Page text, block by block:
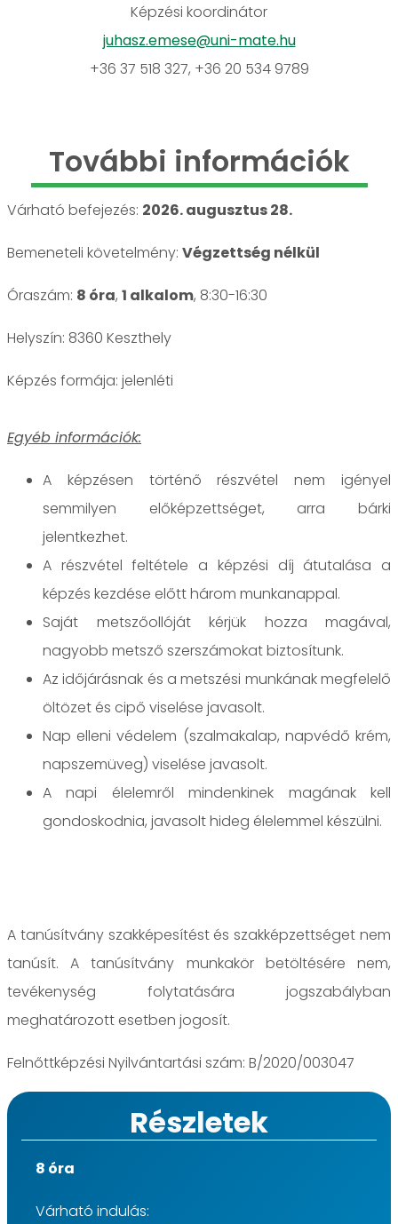
Képzési koordinátor
juhasz.emese@uni-mate.hu
+36 37 518 327, +36 20 534 9789
További információk
Várható befejezés: 2026. augusztus 28.
Bemeneteli követelmény: Végzettség nélkül
Óraszám: 8 óra, 1 alkalom, 8:30-16:30
Helyszín: 8360 Keszthely
jelenléti
Egyéb információk:
A képzésen történő részvétel nem igényel
semmilyen előképzettséget, arra bárki
jelentkezhet.
A részvétel feltétele a képzési díj átutalása a
képzés kezdése előtt három munkanappal.
Saját metszőollóját kérjük hozza magával,
nagyobb metsző szerszámokat biztosítunk.
Az időjárásnak és a metszési munkának megfelelő
öltözet és cipő viselése javasolt.
Nap elleni védelem (szalmakalap, napvédő krém,
napszemüveg) viselése javasolt.
A napi élelemről mindenkinek magának kell
gondoskodnia, javasolt hideg élelemmel készülni.
A tanúsítvány szakképesítést és szakképzettséget nem
tanúsít. A tanúsítvány munkakör betöltésére nem,
tevékenység folytatására jogszabályban
meghatározott esetben jogosít.
Felnőttképzési Nyilvántartási szám: B/2020/003047
Részletek
8 óra
Várható indulás: